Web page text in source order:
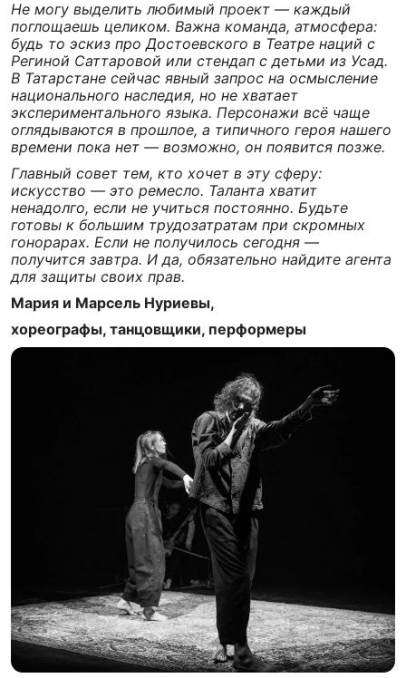
Не могу выделить любимый проект — каждый
поглощаешь целиком. Важна команда, атмосфера:
будь то эскиз про Достоевского в Театре наций с
Региной Саттаровой или стендап с детьми из Усад.
В Татарстане сейчас явный запрос на осмысление
национального наследия, но не хватает
экспериментального языка. Персонажи всё чаще
оглядываются в прошлое, а типичного героя нашего
времени пока нет — возможно, он появится позже.
Главный совет тем, кто хочет в эту сферу:
искусство — это ремесло. Таланта хватит
ненадолго, если не учиться постоянно. Будьте
готовы к большим трудозатратам при скромных
гонорарах. Если не получилось сегодня —
получится завтра. И да, обязательно найдите агента
для защиты своих прав.
Мария и Марсель Нуриевы,
хореографы, танцовщики, перформеры